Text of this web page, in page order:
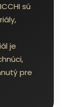
sú
je
pre